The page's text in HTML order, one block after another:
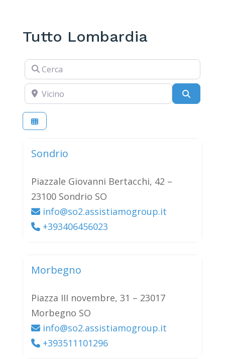
Tutto Lombardia
Cerca
Vicino
Sondrio
Piazzale Giovanni Bertacchi, 42 –
23100 Sondrio SO
info@so2.assistiamogroup.it
+393406456023
Morbegno
Piazza III novembre, 31 – 23017
Morbegno SO
info@so2.assistiamogroup.it
+393511101296